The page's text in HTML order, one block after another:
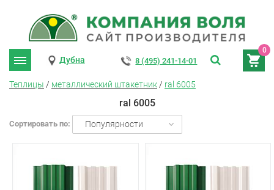
0
Дубна 8 (495) 241-14-01
Теплицы / металлический штакетник / ral 6005
ral 6005
Сортировать по: Популярности